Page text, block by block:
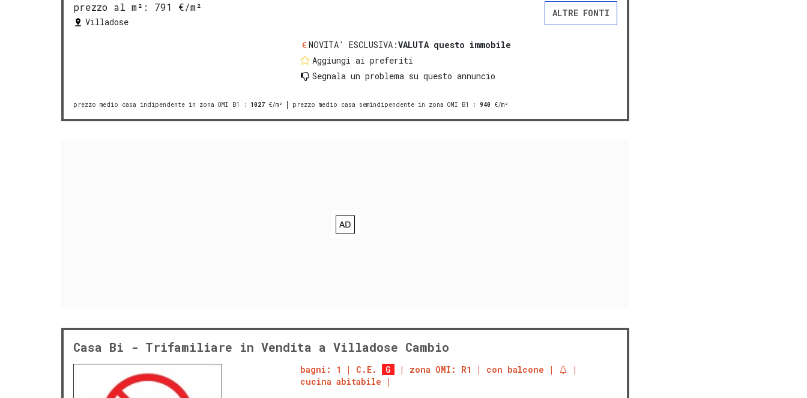
prezzo al m²:
791 €/m²
Villadose
ALTRE FONTI
NOVITA' ESCLUSIVA:VALUTA questo immobile
Aggiungi ai preferiti
Segnala un problema su questo annuncio
prezzo medio casa indipendente in zona OMI B1 : 1027 €/m² prezzo medio casa semindipendente in zona OMI B1 : 940 €/m²
Casa Bi - Trifamiliare in Vendita a Villadose Cambio
bagni: 1 C.E. G zona OMI: R1
con balcone
cucina abitabile